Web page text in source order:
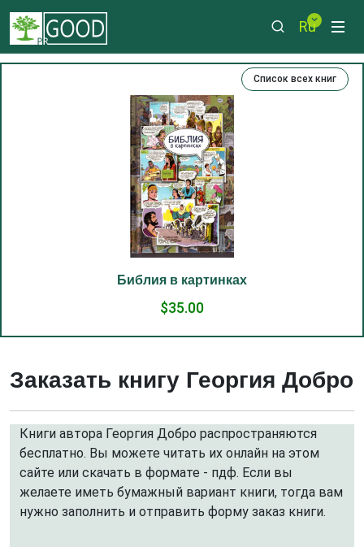
Ru
Список всех книг
Библия в картинках
$35.00
Заказать книгу Георгия Добро
Книги автора Георгия Добро распространяются
бесплатно. Вы можете читать их онлайн на этом
сайте или скачать в формате - пдф. Если вы
желаете иметь бумажный вариант книги, тогда вам
нужно заполнить и отправить форму заказ книги.